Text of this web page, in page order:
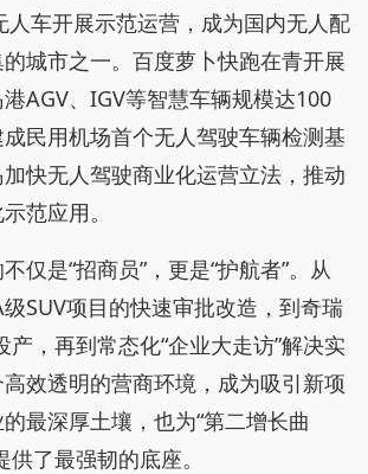
人车开展示范运营，成为国内无人配
城市之一。百度萝卜快跑在青开展
AGV、IGV等智慧车辆规模达100
民用机场首个无人驾驶车辆检测基
快无人驾驶商业化运营立法，推动
范应用。
仅是“招商员”，更是“护航者”。从
SUV项目的快速审批改造，到奇瑞
产，再到常态化“企业大走访”解决实
效透明的营商环境，成为吸引新项
最深厚土壤，也为“第二增长曲
了最强韧的底座。